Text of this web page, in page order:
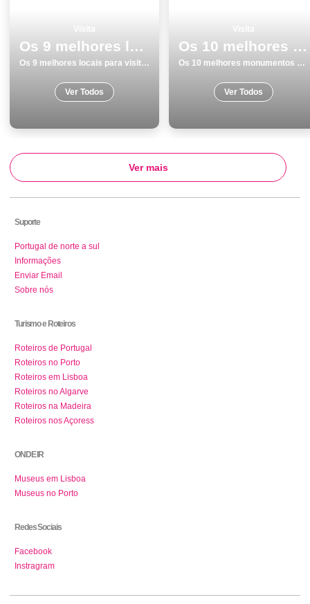
Os 9 melhores locais para visitar em Monumentos no Porto
Os 9 melhores locais para visitar em Monumentos no Porto
Ver Todos
Os 10 melhores monumentos para visitar em Viseu
Os 10 melhores monumentos para visitar em Viseu
Ver Todos
Ver mais
Suporte
Portugal de norte a sul
Informações
Enviar Email
Sobre nós
Turismo e Roteiros
Roteiros de Portugal
Roteiros no Porto
Roteiros em Lisboa
Roteiros no Algarve
Roteiros na Madeira
Roteiros nos Açoress
ONDE IR
Museus em Lisboa
Museus no Porto
Redes Sociais
Facebook
Instragram